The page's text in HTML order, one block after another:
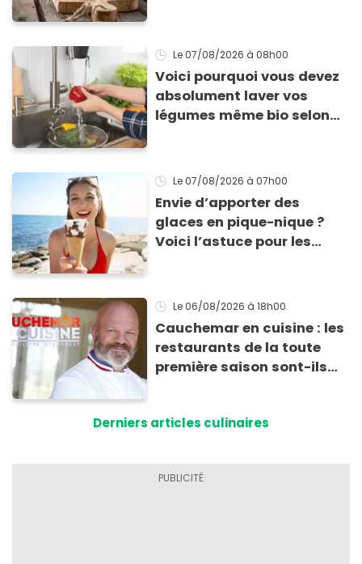
Le 07/08/2026 à 08h00
Voici pourquoi vous devez
absolument laver vos
légumes même bio selon
Le 07/08/2026 à 07h00
Envie d’apporter des
glaces en pique-nique ?
Voici l’astuce pour les
ne fondent !
Le 06/08/2026 à 18h00
Cauchemar en cuisine : les
restaurants de la toute
première saison sont-ils
Derniers articles culinaires